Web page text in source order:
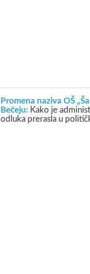
Promena naziva OŠ
Bečeju: Kako je
odluka prerasla u